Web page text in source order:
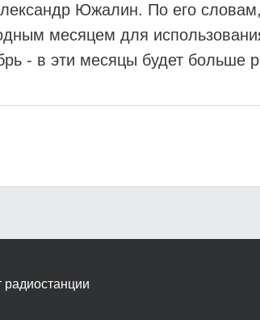
Южалин. По его
месяцем для
- в эти месяцы будет больше